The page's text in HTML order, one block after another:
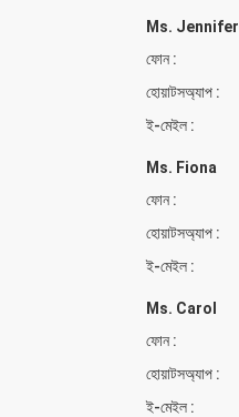
Ms. Jennifer
ফোন :
হোয়াটসঅ্যাপ :
ই-মেইল :
Ms. Fiona
ফোন :
হোয়াটসঅ্যাপ :
ই-মেইল :
Ms. Carol
ফোন :
হোয়াটসঅ্যাপ :
ই-মেইল :